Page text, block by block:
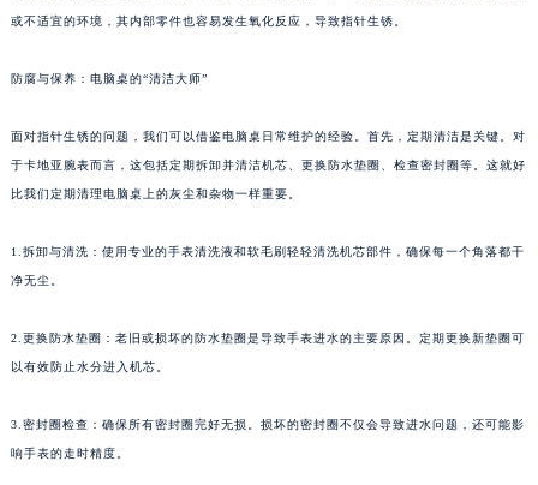
或不适宜的环境，其内部零件也容易发生氧化反应，导致指针生锈。
防腐与保养：电脑桌的“清洁大师”
面对指针生锈的问题，我们可以借鉴电脑桌日常维护的经验。首先，定期清洁是关键。对
于卡地亚腕表而言，这包括定期拆卸并清洁机芯、更换防水垫圈、检查密封圈等。这就好
比我们定期清理电脑桌上的灰尘和杂物一样重要。
1.拆卸与清洗：使用专业的手表清洗液和软毛刷轻轻清洗机芯部件，确保每一个角落都干
净无尘。
2.更换防水垫圈：老旧或损坏的防水垫圈是导致手表进水的主要原因。定期更换新垫圈可
以有效防止水分进入机芯。
3.密封圈检查：确保所有密封圈完好无损。损坏的密封圈不仅会导致进水问题，还可能影
响手表的走时精度。